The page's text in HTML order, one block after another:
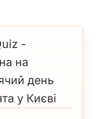
-
на
день
у Києві